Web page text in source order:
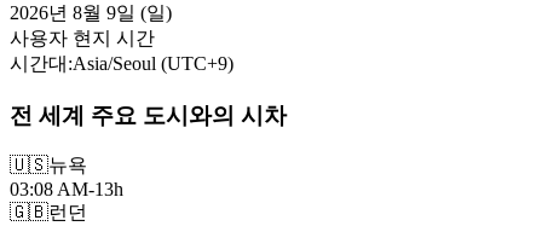
2026년 8월 9일 (일)
사용자 현지 시간
시간대 :Asia/Seoul (UTC+9)
전 세계 주요 도시와의 시차
🇺🇸뉴욕
03:08 AM-13h
🇬🇧런던